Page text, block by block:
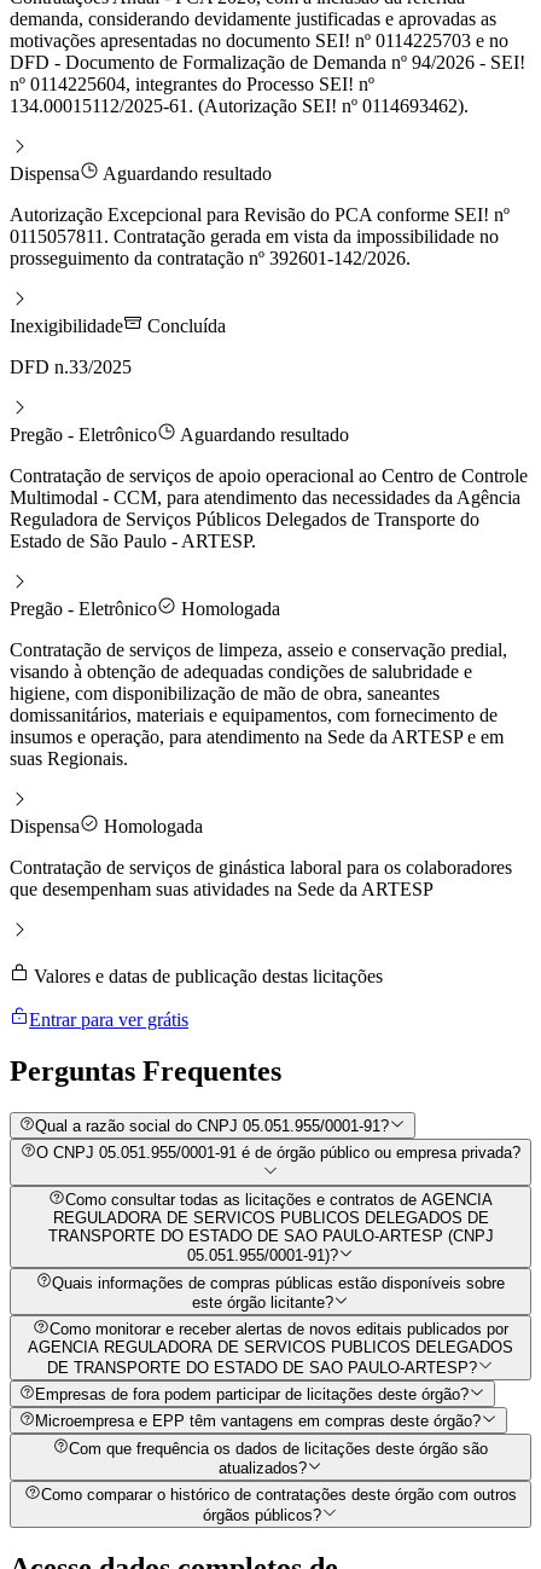
demanda, considerando devidamente justificadas e aprovadas as
motivações apresentadas no documento SEI! nº 0114225703 e no
DFD - Documento de Formalização de Demanda nº 94/2026 - SEI!
nº 0114225604, integrantes do Processo SEI! nº
134.00015112/2025-61. (Autorização SEI! nº 0114693462).
Dispensa
Aguardando resultado
Autorização Excepcional para Revisão do PCA conforme SEI! nº
0115057811. Contratação gerada em vista da impossibilidade no
prosseguimento da contratação nº 392601-142/2026.
Inexigibilidade
Concluída
DFD n.33/2025
Pregão - Eletrônico
Aguardando resultado
Contratação de serviços de apoio operacional ao Centro de Controle
Multimodal - CCM, para atendimento das necessidades da Agência
Reguladora de Serviços Públicos Delegados de Transporte do
Estado de São Paulo - ARTESP.
Pregão - Eletrônico
Homologada
Contratação de serviços de limpeza, asseio e conservação predial,
visando à obtenção de adequadas condições de salubridade e
higiene, com disponibilização de mão de obra, saneantes
domissanitários, materiais e equipamentos, com fornecimento de
insumos e operação, para atendimento na Sede da ARTESP e em
suas Regionais.
Dispensa
Homologada
Contratação de serviços de ginástica laboral para os colaboradores
que desempenham suas atividades na Sede da ARTESP
Valores e datas de publicação destas licitações
Entrar para ver grátis
Perguntas Frequentes
Qual a razão social do CNPJ 05.051.955/0001-91?
O CNPJ 05.051.955/0001-91 é de órgão público ou empresa privada?
Como consultar todas as licitações e contratos de AGENCIA
REGULADORA DE SERVICOS PUBLICOS DELEGADOS DE
TRANSPORTE DO ESTADO DE SAO PAULO-ARTESP (CNPJ
05.051.955/0001-91)?
Quais informações de compras públicas estão disponíveis sobre
este órgão licitante?
Como monitorar e receber alertas de novos editais publicados por
AGENCIA REGULADORA DE SERVICOS PUBLICOS DELEGADOS
DE TRANSPORTE DO ESTADO DE SAO PAULO-ARTESP?
Empresas de fora podem participar de licitações deste órgão?
Microempresa e EPP têm vantagens em compras deste órgão?
Com que frequência os dados de licitações deste órgão são
atualizados?
Como comparar o histórico de contratações deste órgão com outros
órgãos públicos?